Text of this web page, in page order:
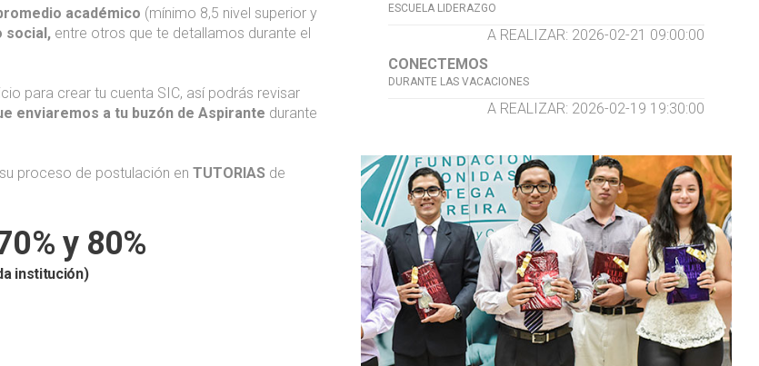
académico (mínimo 8,5 nivel superior y
social, entre otros que te detallamos durante el
para crear tu cuenta SIC, así podrás revisar
enviaremos a tu buzón de Aspirante durante
proceso de postulación en TUTORIAS de
y 80%
institución)
ESCUELA LIDERAZGO
A REALIZAR: 2026-02-21 09:00:00
CONECTEMOS
DURANTE LAS VACACIONES
A REALIZAR: 2026-02-19 19:30:00